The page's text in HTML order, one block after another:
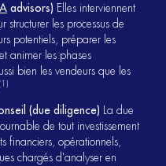
advisors) Elles interviennent
structurer les processus de
potentiels, préparer les
animer les phases
bien les vendeurs que les
(1)
(due diligence) La due
de tout investissement
financiers, opérationnels,
chargés d'analyser en